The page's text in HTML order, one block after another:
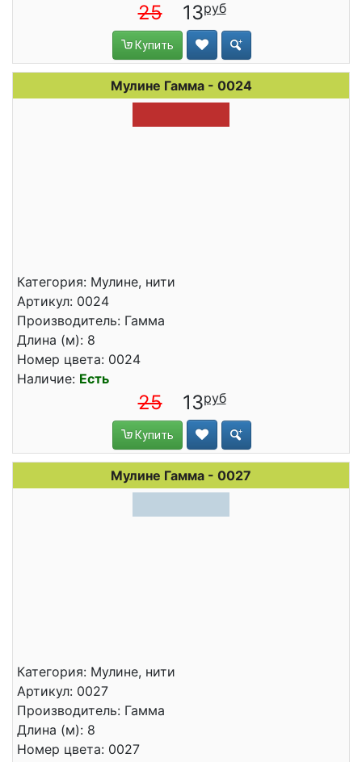
25 13
Купить
Мулине Гамма - 0024
Категория: Мулине, нити
Артикул: 0024
Производитель: Гамма
Длина (м): 8
Номер цвета: 0024
Наличие: Есть
25 13
Купить
Мулине Гамма - 0027
Категория: Мулине, нити
Артикул: 0027
Производитель: Гамма
Длина (м): 8
Номер цвета: 0027